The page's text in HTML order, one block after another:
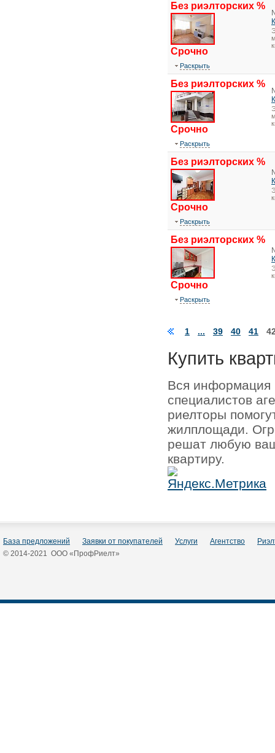
Без риэлторских %
Срочно
Раскрыть
Без риэлторских %
Срочно
Раскрыть
Без риэлторских %
Срочно
Раскрыть
Без риэлторских %
Срочно
Раскрыть
1 ... 39 40 41
Купить
Вся информация
специалистов
риелторы
жилплощади.
решат любую
квартиру.
База предложений Заявки от покупателей Услуги Агентство
© 2014-2021 ООО «ПрофРиелт»